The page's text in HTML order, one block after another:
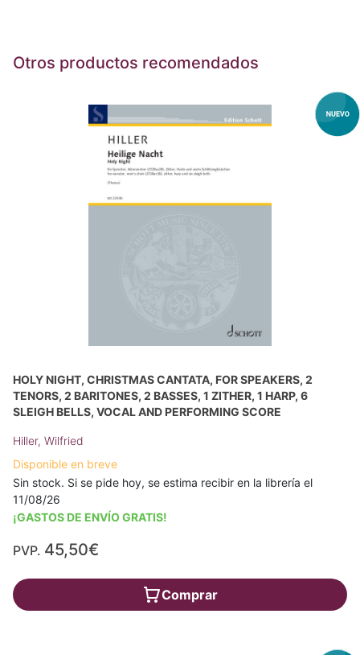
Otros productos recomendados
HOLY NIGHT, CHRISTMAS CANTATA, FOR SPEAKERS, 2
TENORS, 2 BARITONES, 2 BASSES, 1 ZITHER, 1 HARP, 6
SLEIGH BELLS, VOCAL AND PERFORMING SCORE
Hiller, Wilfried
Disponible en breve
Sin stock. Si se pide hoy, se estima recibir en la librería el
11/08/26
¡GASTOS DE ENVÍO GRATIS!
PVP. 45,50€
Comprar